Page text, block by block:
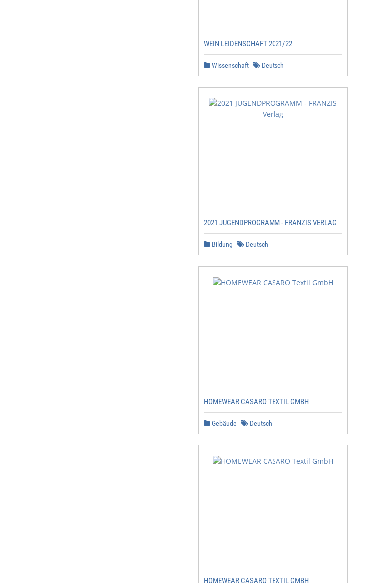
WEIN LEIDENSCHAFT 2021/22
Wissenschaft Deutsch
2021 JUGENDPROGRAMM - FRANZIS VERLAG
Bildung Deutsch
HOMEWEAR CASARO TEXTIL GMBH
Gebäude Deutsch
HOMEWEAR CASARO TEXTIL GMBH